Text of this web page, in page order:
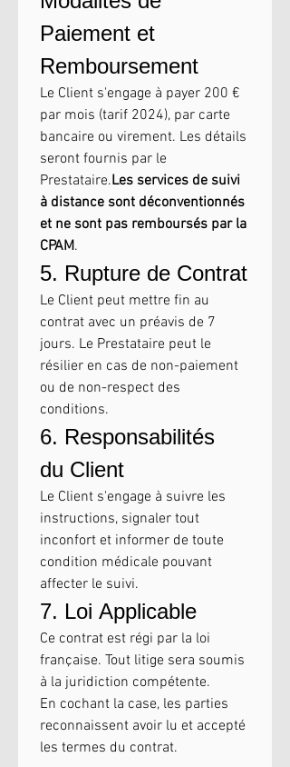
Paiement et
Remboursement
Le Client s'engage à payer 200 €
par mois (tarif 2024), par carte
bancaire ou virement. Les détails
seront fournis par le
Prestataire.Les services de suivi
à distance sont déconventionnés
et ne sont pas remboursés par la
CPAM.
5. Rupture de Contrat
Le Client peut mettre fin au
contrat avec un préavis de 7
jours. Le Prestataire peut le
résilier en cas de non-paiement
ou de non-respect des
conditions.
6. Responsabilités
du Client
Le Client s'engage à suivre les
instructions, signaler tout
inconfort et informer de toute
condition médicale pouvant
affecter le suivi.
7. Loi Applicable
Ce contrat est régi par la loi
française. Tout litige sera soumis
à la juridiction compétente.
En cochant la case, les parties
reconnaissent avoir lu et accepté
les termes du contrat.